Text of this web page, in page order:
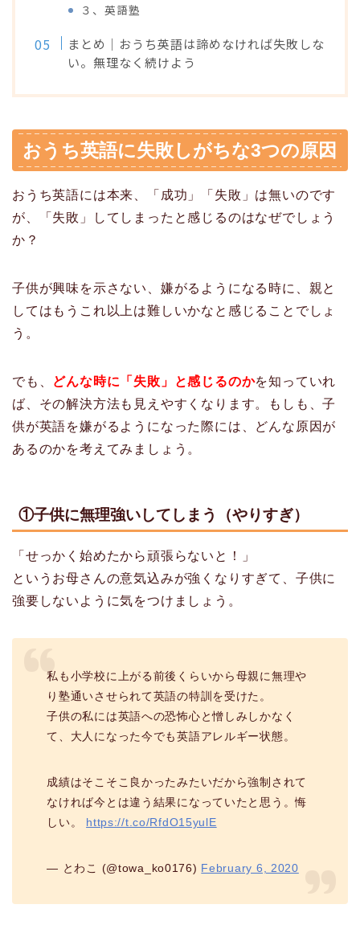
３、英語塾
まとめ｜おうち英語は諦めなければ失敗しな
い。無理なく続けよう
おうち英語に失敗しがちな3つの原因
おうち英語には本来、「成功」「失敗」は無いのです
が、「失敗」してしまったと感じるのはなぜでしょう
か？
子供が興味を示さない、嫌がるようになる時に、親と
してはもうこれ以上は難しいかなと感じることでしょ
う。
でも、 どんな時に「失敗」と感じるのかを知っていれ
ば、その解決方法も見えやすくなります。もしも、子
供が英語を嫌がるようになった際には、どんな原因が
あるのかを考えてみましょう。
①子供に無理強いしてしまう（やりすぎ）
「せっかく始めたから頑張らないと！」
というお母さんの意気込みが強くなりすぎて、子供に
強要しないように気をつけましょう。
私も小学校に上がる前後くらいから母親に無理や
り塾通いさせられて英語の特訓を受けた。
子供の私には英語への恐怖心と憎しみしかなく
て、大人になった今でも英語アレルギー状態。
成績はそこそこ良かったみたいだから強制されて
なければ今とは違う結果になっていたと思う。悔
しい。 https://t.co/RfdO15yulE
— とわこ (@towa_ko0176) February 6, 2020